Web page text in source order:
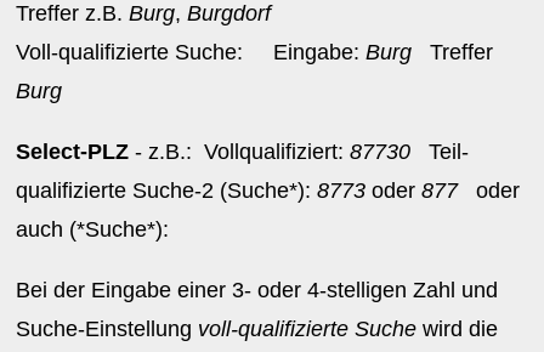
Treffer z.B.Burg,Burgdorf
Voll-qualifizierte Suche: Eingabe:Burg Treffer
Burg
Select-PLZ - z.B.: Vollqualifiziert:87730 Teil-
qualifizierte Suche-2 (Suche*):8773 oder877oder
auch (*Suche*):
Bei der Eingabe einer 3- oder 4-stelligen Zahl und
Suche-Einstellung voll-qualifizierte Suche wird die